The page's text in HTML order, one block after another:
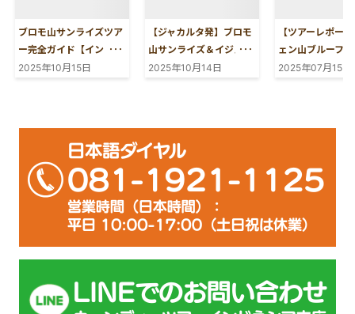
ブロモ山サンライズツア
ー完全ガイド【インドネ
シア旅行】
2025年10月15日
【ジャカルタ発】ブロモ
山サンライズ＆イジェン
山ブルーファイヤーツア
2025年10月14日
【ツアーレポー
ェン山ブルーフ
とブロモ山サン
2025年07月15日